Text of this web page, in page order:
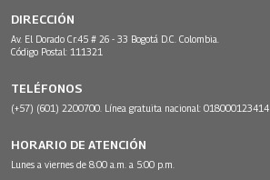
DIRECCIÓN
Av. El Dorado Cr.45 # 26 - 33 Bogotá D.C. Colombia.
Código Postal: 111321
TELÉFONOS
(+57) (601) 2200700. Línea gratuita nacional: 018000123414
HORARIO DE ATENCIÓN
Lunes a viernes de 8:00 a.m. a 5:00 p.m.